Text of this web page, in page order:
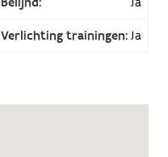
Verlichting trainingen: Ja